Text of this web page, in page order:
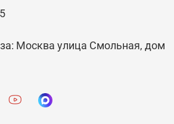
Москва улица Смольная, дом